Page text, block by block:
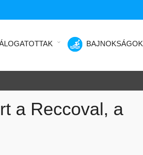
BAJNOKSÁGOK
a Reccoval, a